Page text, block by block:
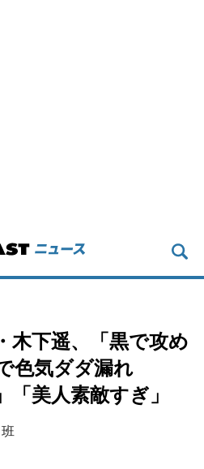
木下遥、「黒で攻め
色気ダダ漏れ
「美人素敵すぎ」